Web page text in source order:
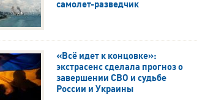
самолет-разведчик
«Всё идет к концовке»:
экстрасенс сделала прогноз о
завершении СВО и судьбе
России и Украины